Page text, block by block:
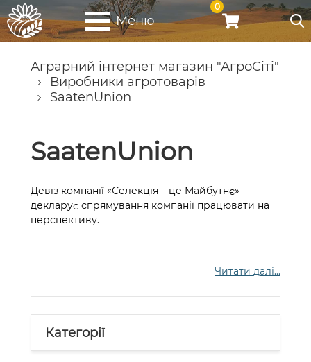
Меню
0
Аграрний інтернет магазин "АгроСіті"
Виробники агротоварів
SaatenUnion
SaatenUnion
Девіз компанії «Селекція – це Майбутнє»
декларує спрямування компанії працювати на
перспективу.
Читати далі...
Категорії